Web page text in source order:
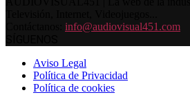
info@audiovisual451.com
Aviso Legal
Política de Privacidad
Política de cookies